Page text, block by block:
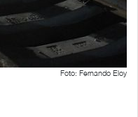
Foto: Fernando Eloy